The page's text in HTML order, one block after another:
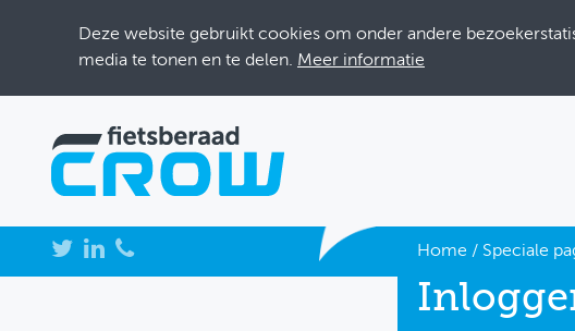
Deze website gebruikt cookies om onder andere
media te tonen en te delen. Meer informatie
NIEUWS Home / Speciale